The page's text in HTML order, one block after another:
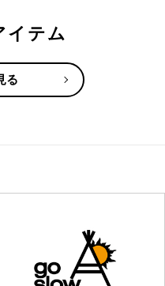
イテム
る